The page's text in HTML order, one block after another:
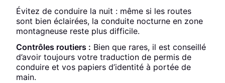
Évitez de conduire la nuit : même si les routes
sont bien éclairées, la conduite nocturne en zone
montagneuse reste plus difficile.
Contrôles routiers : Bien que rares, il est conseillé
d’avoir toujours votre traduction de permis de
conduire et vos papiers d’identité à portée de
main.